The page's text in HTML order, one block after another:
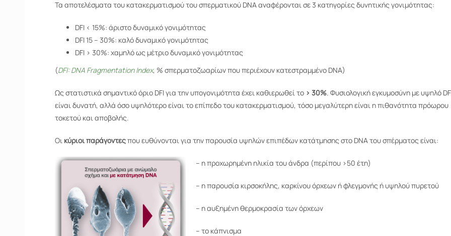
Τα αποτελέσματα του κατακερματισμού του σπερματικού DNA αναφέρονται σε 3 κατηγορίες δυνητικής γονιμότητας:
DFI < 15%: άριστο δυναμικό γονιμότητας
DFI 15 – 30%: καλό δυναμικό γονιμότητας
DFI > 30%: χαμηλό ως μέτριο δυναμικό γονιμότητας
(DFI:DNA Fragmentation Index, % σπερματοζωαρίων που περιέχουν κατεστραμμένο DNA)
Ως στατιστικά σημαντικό όριο DFI για την υπογονιμότητα έχει καθιερωθεί το > 30%. Φυσιολογική εγκυμοσύνη με υψηλό
είναι δυνατή, αλλά όσο υψηλότερο είναι το επίπεδο του κατακερματισμού, τόσο μεγαλύτερη είναι η πιθανότητα πρόωρου
τοκετού και αποβολής.
Οι κύριοι παράγοντεςπου ευθύνονται για την παρουσία υψηλών επιπέδων κατάτμησης στο DNA του σπέρματος είναι:
– η προχωρημένη ηλικία του άνδρα (περίπου >50 έτη)
– η παρουσία κιρσοκήλης, καρκίνου όρχεων ή φλεγμονής ή υψηλού πυρετού
– η αυξημένη θερμοκρασία των όρχεων
– το κάπνισμα